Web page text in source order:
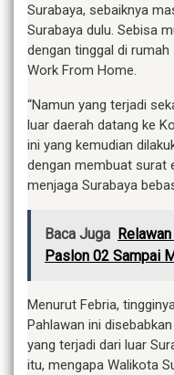
Surabaya, sebaiknya
Surabaya dulu. Sebisa
dengan tinggal di
Work From Home.
“Namun yang terjadi
luar daerah datang ke
ini yang kemudian
dengan membuat surat
menjaga Surabaya
Baca Juga
Paslon 02 Sampai
Menurut Febria,
Pahlawan ini
yang terjadi dari luar
itu, mengapa Walikota